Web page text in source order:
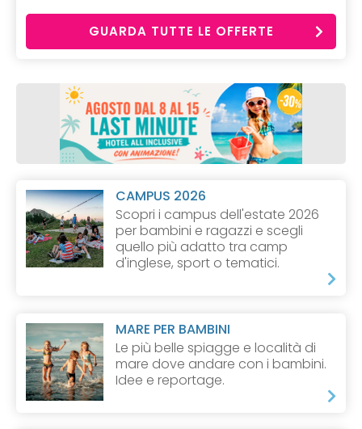
GUARDA TUTTE LE OFFERTE
CAMPUS 2026
Scopri i campus dell'estate 2026
per bambini e ragazzi e scegli
quello più adatto tra camp
d'inglese, sport o tematici.
MARE PER BAMBINI
Le più belle spiagge e località di
mare dove andare con i bambini.
Idee e reportage.